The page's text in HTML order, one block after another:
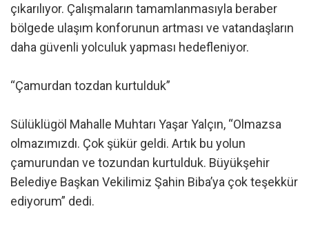
çıkarılıyor. Çalışmaların tamamlanmasıyla beraber
bölgede ulaşım konforunun artması ve vatandaşların
daha güvenli yolculuk yapması hedefleniyor.
“Çamurdan tozdan kurtulduk”
Sülüklügöl Mahalle Muhtarı Yaşar Yalçın, “Olmazsa
olmazımızdı. Çok şükür geldi. Artık bu yolun
çamurundan ve tozundan kurtulduk. Büyükşehir
Belediye Başkan Vekilimiz Şahin Biba’ya çok teşekkür
ediyorum” dedi.